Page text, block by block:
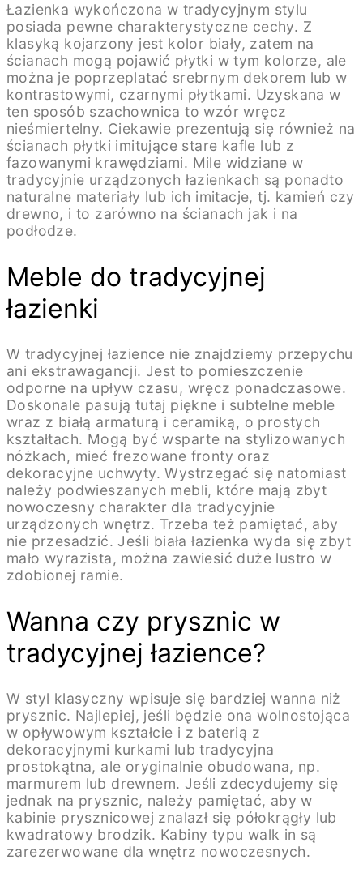
Łazienka wykończona w tradycyjnym stylu
posiada pewne charakterystyczne cechy. Z
klasyką kojarzony jest kolor biały, zatem na
ścianach mogą pojawić płytki w tym kolorze, ale
można je poprzeplatać srebrnym dekorem lub w
kontrastowymi, czarnymi płytkami. Uzyskana w
ten sposób szachownica to wzór wręcz
nieśmiertelny. Ciekawie prezentują się również na
ścianach płytki imitujące stare kafle lub z
fazowanymi krawędziami. Mile widziane w
tradycyjnie urządzonych łazienkach są ponadto
naturalne materiały lub ich imitacje, tj. kamień czy
drewno, i to zarówno na ścianach jak i na
podłodze.
Meble do tradycyjnej
łazienki
W tradycyjnej łazience nie znajdziemy przepychu
ani ekstrawagancji. Jest to pomieszczenie
odporne na upływ czasu, wręcz ponadczasowe.
Doskonale pasują tutaj piękne i subtelne meble
wraz z białą armaturą i ceramiką, o prostych
kształtach. Mogą być wsparte na stylizowanych
nóżkach, mieć frezowane fronty oraz
dekoracyjne uchwyty. Wystrzegać się natomiast
należy podwieszanych mebli, które mają zbyt
nowoczesny charakter dla tradycyjnie
urządzonych wnętrz. Trzeba też pamiętać, aby
nie przesadzić. Jeśli biała łazienka wyda się zbyt
mało wyrazista, można zawiesić duże lustro w
zdobionej ramie.
Wanna czy prysznic w
tradycyjnej łazience?
W styl klasyczny wpisuje się bardziej wanna niż
prysznic. Najlepiej, jeśli będzie ona wolnostojąca
w opływowym kształcie i z baterią z
dekoracyjnymi kurkami lub tradycyjna
prostokątna, ale oryginalnie obudowana, np.
marmurem lub drewnem. Jeśli zdecydujemy się
jednak na prysznic, należy pamiętać, aby w
kabinie prysznicowej znalazł się półokrągły lub
kwadratowy brodzik. Kabiny typu walk in są
zarezerwowane dla wnętrz nowoczesnych.